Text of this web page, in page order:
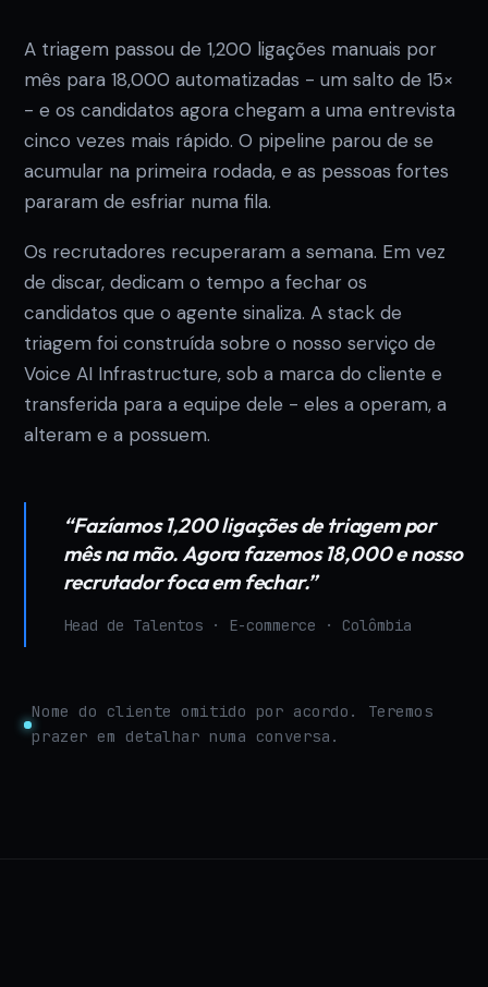
A triagem passou de 1,200 ligações manuais por
mês para 18,000 automatizadas - um salto de 15×
- e os candidatos agora chegam a uma entrevista
cinco vezes mais rápido. O pipeline parou de se
acumular na primeira rodada, e as pessoas fortes
pararam de esfriar numa fila.
Os recrutadores recuperaram a semana. Em vez
de discar, dedicam o tempo a fechar os
candidatos que o agente sinaliza. A stack de
triagem foi construída sobre o nosso serviço de
Voice AI Infrastructure, sob a marca do cliente e
transferida para a equipe dele - eles a operam, a
alteram e a possuem.
“Fazíamos 1,200 ligações de triagem por
mês na mão. Agora fazemos 18,000 e nosso
recrutador foca em fechar.”
Head de Talentos · E-commerce · Colômbia
Nome do cliente omitido por acordo. Teremos
prazer em detalhar numa conversa.